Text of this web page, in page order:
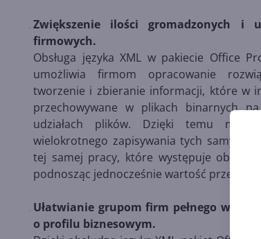
Zwiększenie ilości gromadzonych i
firmowych.
Obsługa języka XML w pakiecie Office
umożliwia firmom opracowanie
tworzenie i zbieranie informacji, które w
przechowywane w plikach binarnych
udziałach plików. Dzięki temu można
wielokrotnego zapisywania tych samych
tej samej pracy, które występuje obecnie
podnosząc jednocześnie wartość
Ułatwianie grupom firm pełnego
o profilu biznesowym.